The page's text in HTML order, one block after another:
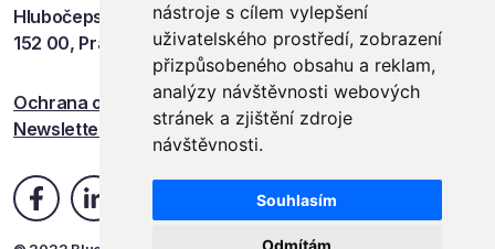
nástroje s cílem vylepšení
uživatelského prostředí, zobrazení
přizpůsobeného obsahu a reklam,
analýzy návštěvnosti webových
stránek a zjištění zdroje
návštěvnosti.
Souhlasím
Odmítám
Hlubočepská 701/38c
152 00, Praha 5
Ochrana osobních údajů
Newsletter